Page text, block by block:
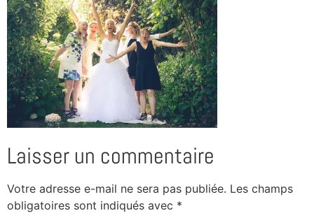
Laisser un commentaire
Votre adresse e-mail ne sera pas publiée. Les champs
obligatoires sont indiqués avec *